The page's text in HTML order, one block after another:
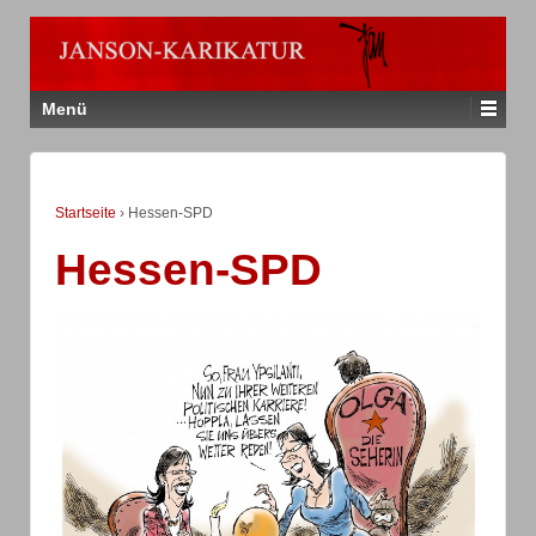
Menü
Startseite › Hessen-SPD
Hessen-SPD